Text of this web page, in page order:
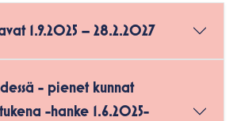
1.9.2025 – 28.2.2027
- pienet kunnat
-hanke 1.6.2025-